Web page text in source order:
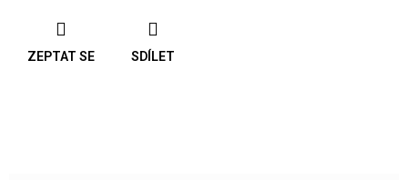
ZEPTAT SE SDÍLET